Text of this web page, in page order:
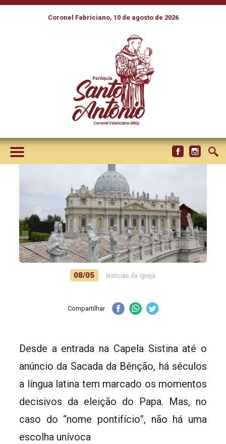
Coronel Fabriciano, 10 de agosto de 2026
DO EXTRA OMNES AO
HABEMUS PAPAM, O LATIM
PROTAGONISTA NA ELEIÇÃO
DO PAPA
08/05 Notícias da Igreja
Compartilhar
Desde a entrada na Capela Sistina até o
anúncio da Sacada da Bênção, há séculos
a língua latina tem marcado os momentos
decisivos da eleição do Papa. Mas, no
caso do “nome pontifício”, não há uma
escolha unívoca